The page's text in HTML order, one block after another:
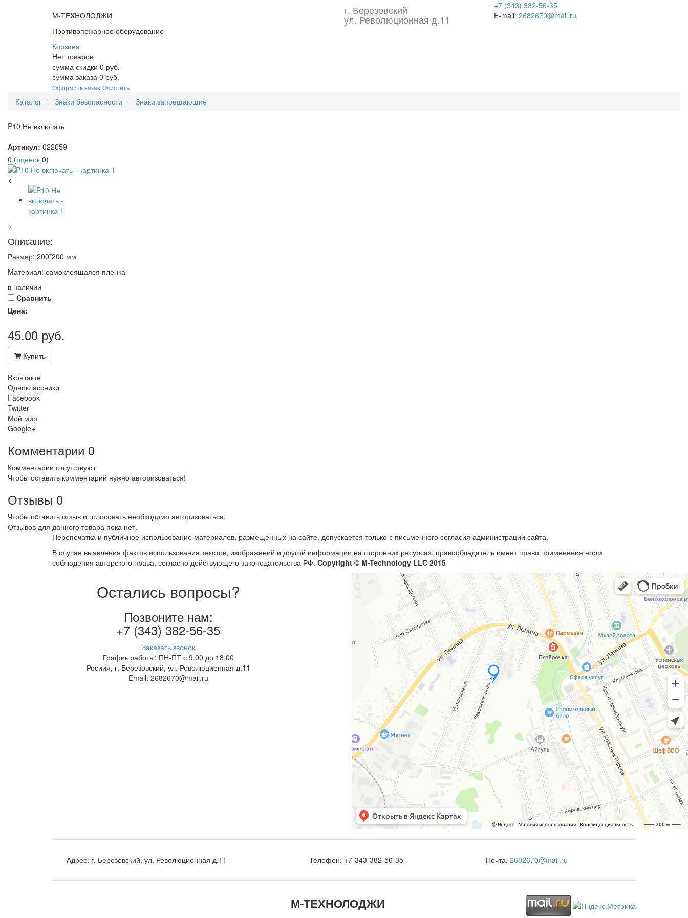
М-ТЕХНОЛОДЖИ
Противопожарное оборудование
г. Березовский
ул. Революционная д.11
+7 (343) 382-56-35
E-mail: 2682670@mail.ru
Корзина
Нет товаров
сумма скидки 0 руб.
сумма заказа 0 руб.
Оформить заказ Очистить
Каталог Знаки безопасности Знаки запрещающие
P10 Не включать
Артикул: 022059
0 (оценок 0)
<
>
Описание:
Размер: 200*200 мм
Материал: самоклеящаяся пленка
в наличии
Cравнить
Цена:
45.00 руб.
Купить
Вконтакте
Одноклассники
Facebook
Twitter
Мой мир
Google+
Комментарии 0
Комментарии отсутствуют
Чтобы оставить комментарий нужно авторизоваться!
Отзывы 0
Чтобы оcтавить отзыв и голосовать необходимо авторизоваться.
Отзывов для данного товара пока нет.
Перепечатка и публичное использование материалов, размещенных на сайте, допускается только с письменного согласия администрации сайта.
В случае выявления фактов использования текстов, изображений и другой информации на сторонних ресурсах, правообладатель имеет право применения норм
соблюдения авторского права, согласно действующего законодательства РФ. Copyright © M-Technology LLC 2015
Остались вопросы?
Позвоните нам:
+7 (343) 382-56-35
Заказать звонок
График работы: ПН-ПТ с 9.00 до 18.00
Росиия, г. Березовский, ул. Революционная д.11
Email: 2682670@mail.ru
Адрес: г. Березовский, ул. Революционная д.11 Телефон: +7-343-382-56-35 Почта: 2682670@mail.ru
М-ТЕХНОЛОДЖИ